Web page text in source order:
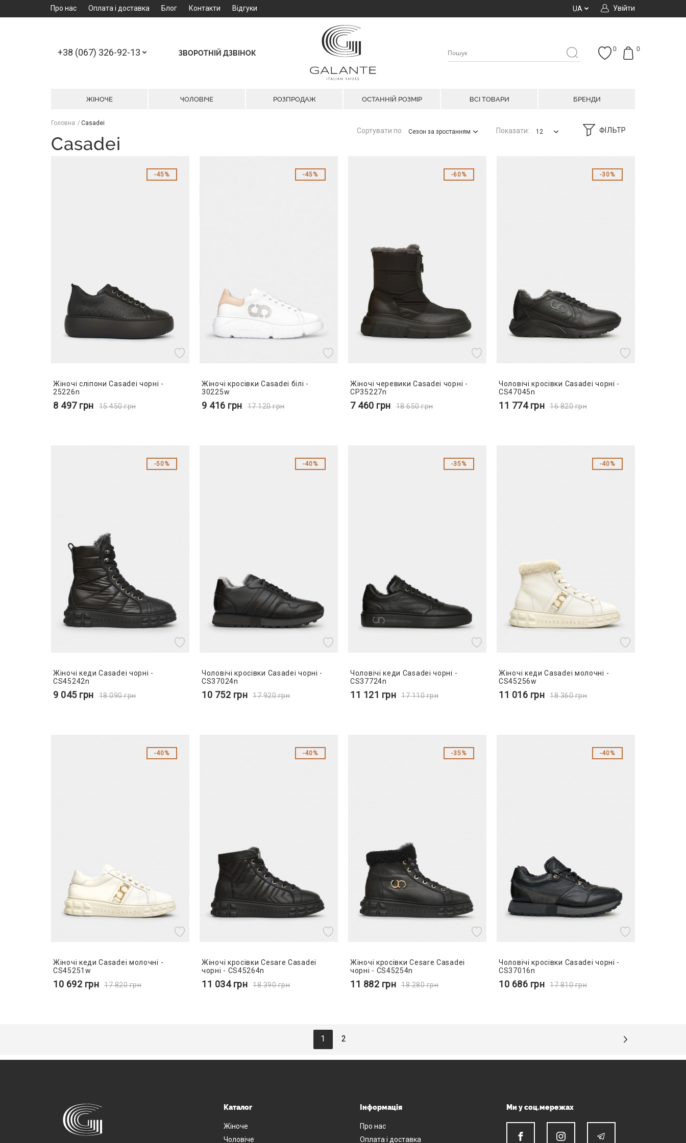
Про нас Оплата і доставка Блог Контакти Відгуки Увійти
UA
+38 (067) 326-92-13 ЗВОРОТНІЙ ДЗВІНОК
0
0
ЖІНОЧЕ ЧОЛОВІЧЕ РОЗПРОДАЖ ОСТАННІЙ РОЗМІР ВСІ ТОВАРИ БРЕНДИ
Головна Casadei
Casadei
ФІЛЬТР
Сортувати по Сезон за зростанням Показати: 12
45%
Жіночі сліпони Casadei чорні -
25226n
8 497 грн 15 450грн
45%
Жіночі кросівки Casadei білі -
30225w
9 416 грн 17 120грн
60%
Жіночі черевики Casadei чорні -
CP35227n
7 460 грн 18 650грн
30%
Чоловічі кросівки Casadei чорні -
CS47045n
11 774грн 16 820грн
50%
Жіночі кеди Casadei чорні -
CS45242n
9 045 грн 18 090грн
40%
Чоловічі кросівки Casadei чорні -
CS37024n
10 752 грн 17 920грн
35%
Чоловічі кеди Casadei чорні -
CS37724n
11 121 грн 17 110грн
40%
Жіночі кеди Casadei молочні -
CS45256w
11 016 грн 18 360грн
40%
Жіночі кеди Casadei молочні -
CS45251w
10 692 грн 17 820грн
40%
Жіночі кросівки Cesare Casadei
чорні - CS45264n
11 034грн 18 390грн
35%
Жіночі кросівки Cesare Casadei
чорні - CS45254n
11 882 грн 18 280грн
40%
Чоловічі кросівки Casadei чорні -
CS37016n
10 686 грн 17 810грн
1 2
Каталог
Жіноче
Чоловіче
Інформація
Про нас
Оплата і доставка
Ми у соц.мережах